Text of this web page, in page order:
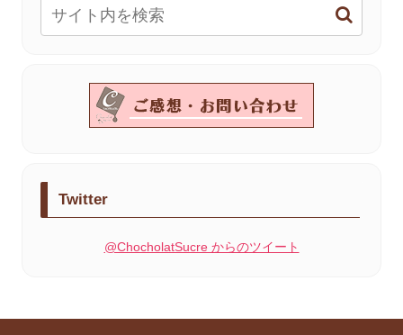
Twitter
@ChocholatSucre からのツイート